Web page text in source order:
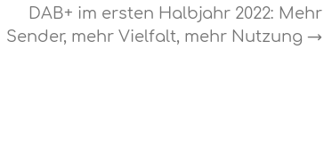
DAB+ im ersten Halbjahr 2022: Mehr
Sender, mehr Vielfalt, mehr Nutzung →